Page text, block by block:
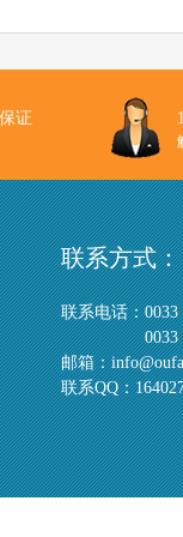
证
联系方式：
联系电话：0033
0033
邮箱：
联系QQ：